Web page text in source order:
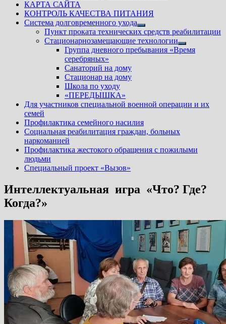
КАРТА САЙТА
КОНТРОЛЬ КАЧЕСТВА ПИТАНИЯ
Система долговременного ухода
Показать
подменю
Пункт проката технических средств реабилитации
Стационарнозамещающие технологии
Показать
подменю
Группа дневного пребывания «Время
серебряных»
Санаторий на дому
Стационар на дому
Школа по уходу
«ПЕРЕДЫШКА»
Для участников специальной военной операции и их
семей
Профилактика семейного насилия
Социальная реабилитация граждан, больных
наркоманией
Профилактика жестокого обращения с пожилыми
людьми
Специальный проект «Вызов»
Интеллектуальная игра «Что? Где?
Когда?»